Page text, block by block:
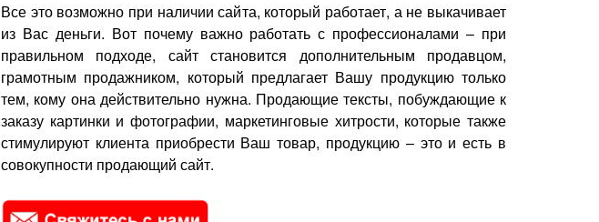
Все это возможно при наличии сайта, который работает, а не выкачивает
из Вас деньги. Вот почему важно работать с профессионалами – при
правильном подходе, сайт становится дополнительным продавцом,
грамотным продажником, который предлагает Вашу продукцию только
тем, кому она действительно нужна. Продающие тексты, побуждающие к
заказу картинки и фотографии, маркетинговые хитрости, которые также
стимулируют клиента приобрести Ваш товар, продукцию – это и есть в
совокупности продающий сайт.